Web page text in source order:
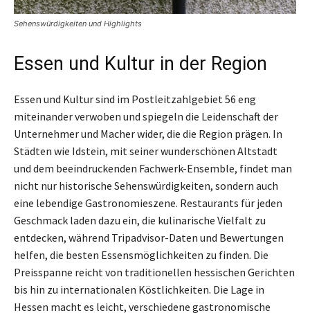
Sehenswürdigkeiten und Highlights
Essen und Kultur in der Region
Essen und Kultur sind im Postleitzahlgebiet 56 eng
miteinander verwoben und spiegeln die Leidenschaft der
Unternehmer und Macher wider, die die Region prägen. In
Städten wie Idstein, mit seiner wunderschönen Altstadt
und dem beeindruckenden Fachwerk-Ensemble, findet man
nicht nur historische Sehenswürdigkeiten, sondern auch
eine lebendige Gastronomieszene. Restaurants für jeden
Geschmack laden dazu ein, die kulinarische Vielfalt zu
entdecken, während Tripadvisor-Daten und Bewertungen
helfen, die besten Essensmöglichkeiten zu finden. Die
Preisspanne reicht von traditionellen hessischen Gerichten
bis hin zu internationalen Köstlichkeiten. Die Lage in
Hessen macht es leicht, verschiedene gastronomische